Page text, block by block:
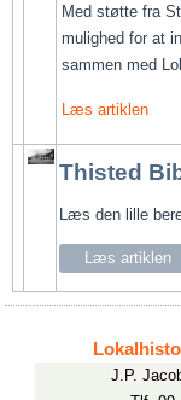
Med støtte fra
mulighed for at
sammen med
Læs artiklen
Thisted
Læs den lille
Læs artiklen
J.P.